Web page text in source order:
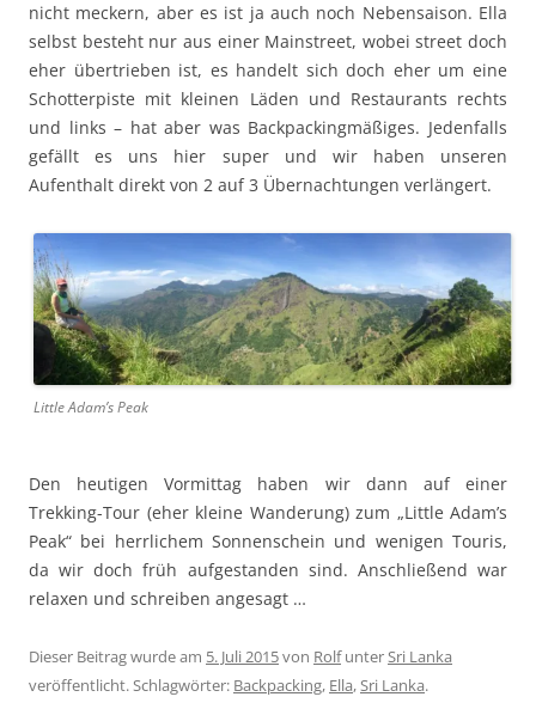
nicht meckern, aber es ist ja auch noch Nebensaison. Ella
selbst besteht nur aus einer Mainstreet, wobei street doch
eher übertrieben ist, es handelt sich doch eher um eine
Schotterpiste mit kleinen Läden und Restaurants rechts
und links – hat aber was Backpackingmäßiges. Jedenfalls
gefällt es uns hier super und wir haben unseren
Aufenthalt direkt von 2 auf 3 Übernachtungen verlängert.
Little Adam’s Peak
Den heutigen Vormittag haben wir dann auf einer
Trekking-Tour (eher kleine Wanderung) zum „Little Adam’s
Peak“ bei herrlichem Sonnenschein und wenigen Touris,
da wir doch früh aufgestanden sind. Anschließend war
relaxen und schreiben angesagt …
Dieser Beitrag wurde am 5. Juli 2015von RolfunterSri Lanka
veröffentlicht. Schlagwörter: Backpacking, Ella,Sri Lanka.